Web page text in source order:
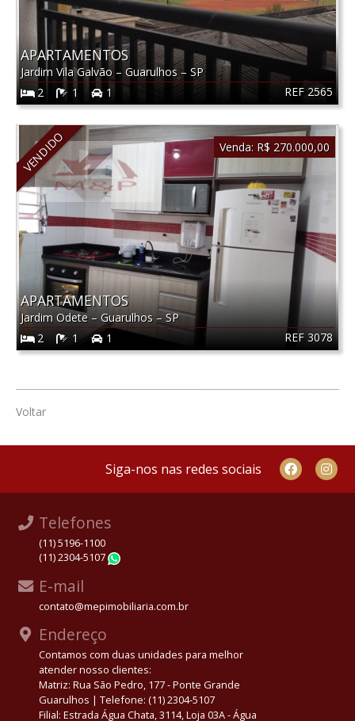
REF 2565
APARTAMENTOS
Jardim Vila Galvão–Guarulhos– SP
2
1 1
VENDIDO
REF 3078
APARTAMENTOS
Jardim Odete –Guarulhos– SP
2
1 1
Venda: R$ 270.000,00
Voltar
Siga-nos nas redes sociais
Telefones
(11) 5196-1100
(11) 2304-5107
E-mail
contato@mepimobiliaria.com.br
Endereço
Contamos com duas unidades para melhor
atender nosso clientes:
Matriz: Rua São Pedro, 177 - Ponte Grande
Guarulhos | Telefone: (11) 2304-5107
Filial: Estrada Água Chata, 3114, Loja 03A - Água